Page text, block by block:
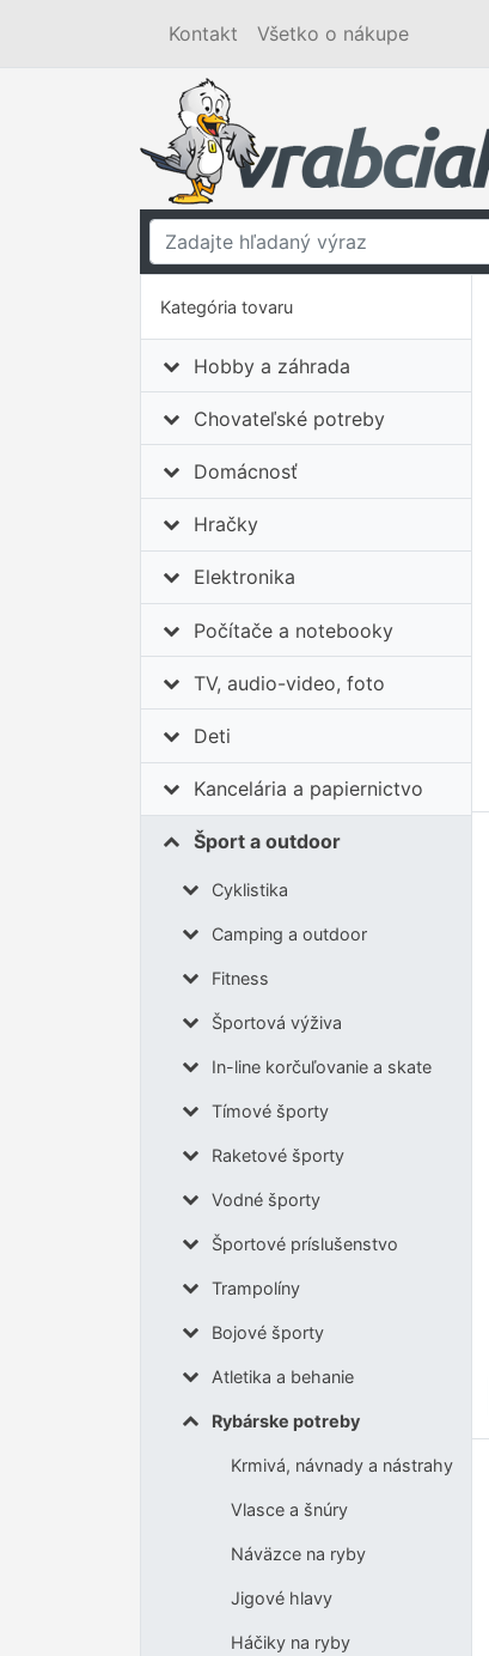
Kontakt Všetko o nákupe
Kategória tovaru
Hobby a záhrada
Chovateľské potreby
Domácnosť
Hračky
Elektronika
Počítače a notebooky
TV, audio-video, foto
Deti
Kancelária a papiernictvo
Šport a outdoor
Cyklistika
Camping a outdoor
Fitness
Športová výživa
In-line korčuľovanie a skate
Tímové športy
Raketové športy
Vodné športy
Športové príslušenstvo
Trampolíny
Bojové športy
Atletika a behanie
Rybárske potreby
Krmivá, návnady a nástrahy
Vlasce a šnúry
Náväzce na ryby
Jigové hlavy
Háčiky na ryby